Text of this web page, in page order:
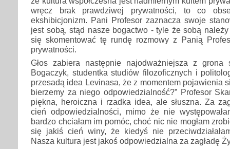
wręcz brak prawdziwej prywatności, to co
ekshibicjonizm. Pani Profesor zaznacza swoje
jest sobą, stąd nasze bogactwo - tyle że sobą
się skomentować tę rundę rozmowy z Panią
prywatności.
Głos zabiera następnie najodważniejsza z grona
Bogaczyk, studentka studiów filozoficznych i
przesadą idea Levinasa, że z momentem pojawienia
bierzemy za niego odpowiedzialność?” Profesor
piękna, heroiczna i rzadka idea, ale słuszna. Za
cień odpowiedzialności, mimo że nie
bardzo chciałam im pomóc, choć nic nie mogłam
się jakiś cień winy, że kiedyś nie
Nasza kultura jest jakoś odpowiedzialna za zagładę